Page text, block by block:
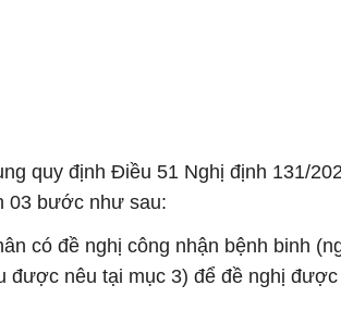
quy định Điều 51 Nghị định 131/
03 bước như sau:
có đề nghị công nhận bệnh binh
được nêu tại mục 3) để đề nghị